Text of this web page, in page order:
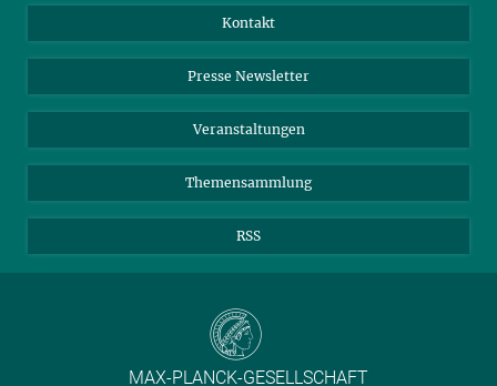
TikTok
Instagram
YouTube
Kontakt
Presse Newsletter
Veranstaltungen
Themensammlung
RSS
MAX-PLANCK-GESELLSCHAFT